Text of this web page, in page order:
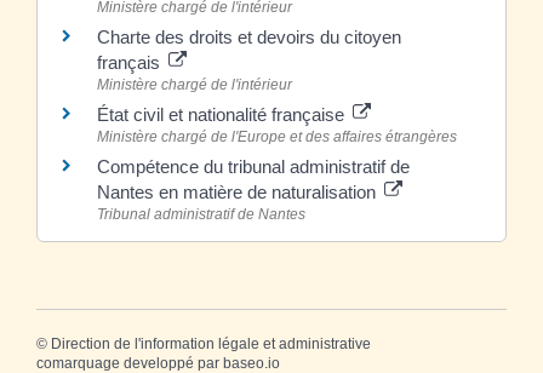
Ministère chargé de l'intérieur
Charte des droits et devoirs du citoyen
français
Ministère chargé de l'intérieur
État civil et nationalité française
Ministère chargé de l'Europe et des affaires étrangères
Compétence du tribunal administratif de
Nantes en matière de naturalisation
Tribunal administratif de Nantes
© Direction de l'information légale et administrative
comarquage developpé par baseo.io